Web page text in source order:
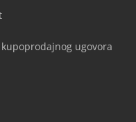
kupoprodajnog ugovora